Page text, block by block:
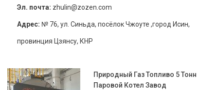
Эл. почта: zhulin@zozen.com
Адрес: № 76, ул. Синьда, посёлок Чжоуте ,город Исин,
провинция Цзянсу, КНР
Природный Газ Топливо 5 Тонн
Паровой Котел Завод